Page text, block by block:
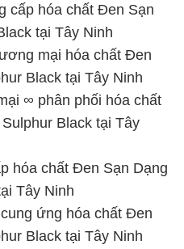
cấp hóa chất Ðen Sạn
tại Tây Ninh
mại hóa chất Ðen
Black tại Tây Ninh
∞ phân phối hóa chất
Black tại Tây
hóa chất Ðen Sạn Dạng
Tây Ninh
ứng hóa chất Ðen
Black tại Tây Ninh